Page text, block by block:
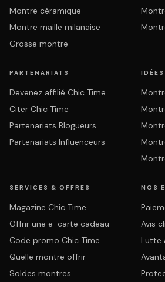
Montre céramique
Montre maille milanaise
Grosse montre
PARTENARIATS
Devenez affilié Chic Time
Citer Chic Time
Partenariats Blogueurs
Partenariats Influenceurs
SERVICES & OFFRES
Magazine Chic Time
Offrir une e-carte cadeau
Code promo Chic Time
Quelle montre offrir
Soldes montres
NOS
Avis
Lutte